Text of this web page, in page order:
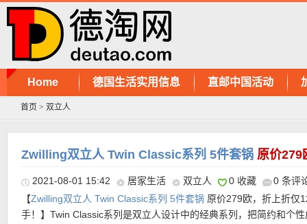
Home 德国生活实用信息 直邮中国活动
首页 > 双立人
Zwilling双立人 Twin Classic系列 5件套锅 原价279
2021-08-01 15:42 居家生活 双立人 0 收藏
0 条评
【Zwilling双立人 Twin Classic系列 5件套锅 原价279欧，折上折仅
手！】Twin Classic系列是双立人设计中的经典系列，把简约和个